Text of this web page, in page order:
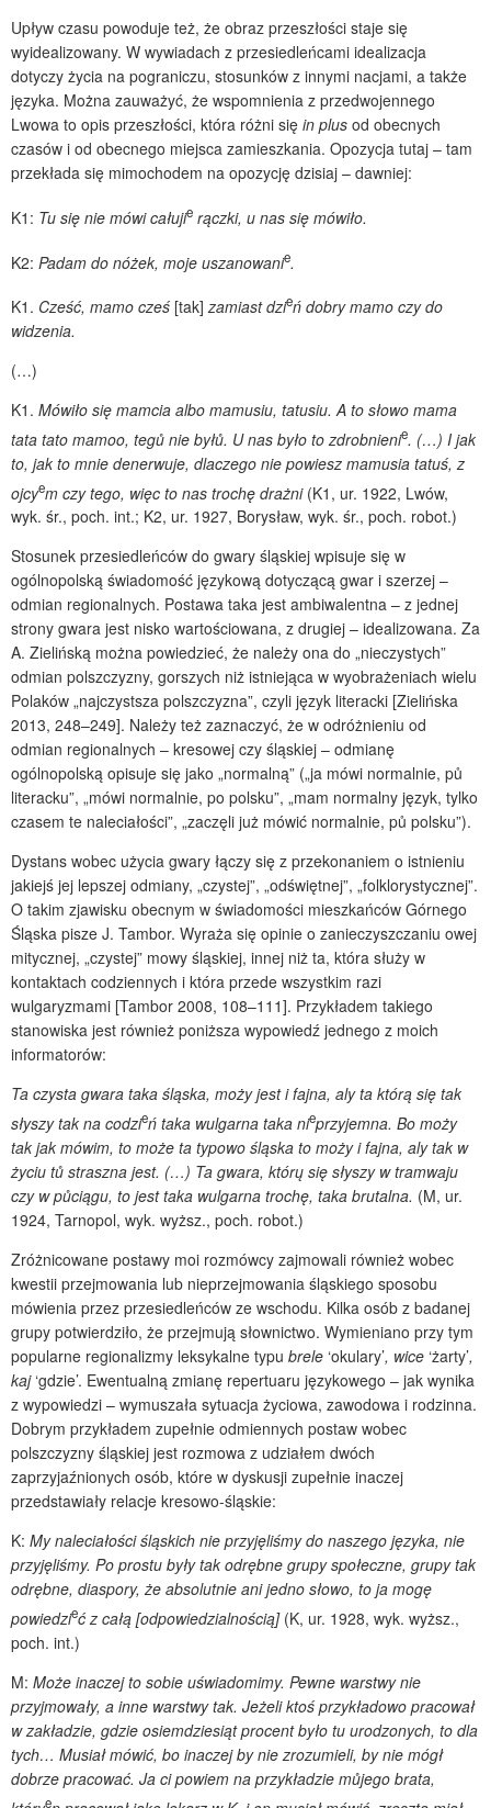
Upływ czasu powoduje też, że obraz przeszłości staje się
wyidealizowany. W wywiadach z przesiedleńcami idealizacja
dotyczy życia na pograniczu, stosunków z innymi nacjami, a także
języka. Można zauważyć, że wspomnienia z przedwojennego
Lwowa to opis przeszłości, która różni się in plus od obecnych
czasów i od obecnego miejsca zamieszkania. Opozycja tutaj – tam
przekłada się mimochodem na opozycję dzisiaj – dawniej:
K1: Tu się nie mówi całujie rączki, u nas się mówiło.
K2: Padam do nóżek, moje uszanowanie.
K1. Cześć, mamo cześ [tak] zamiast dzień dobry mamo czy do
widzenia.
(…)
K1. Mówiło się mamcia albo mamusiu, tatusiu. A to słowo mama
tata tato mamoo, tegů nie byłů. U nas było to zdrobnienie. (…) I jak
to, jak to mnie denerwuje, dlaczego nie powiesz mamusia tatuś, z
ojcyem czy tego, więc to nas trochę drażni (K1, ur. 1922, Lwów,
wyk. śr., poch. int.; K2, ur. 1927, Borysław, wyk. śr., poch. robot.)
Stosunek przesiedleńców do gwary śląskiej wpisuje się w
ogólnopolską świadomość językową dotyczącą gwar i szerzej –
odmian regionalnych. Postawa taka jest ambiwalentna – z jednej
strony gwara jest nisko wartościowana, z drugiej – idealizowana. Za
A. Zielińską można powiedzieć, że należy ona do „nieczystych”
odmian polszczyzny, gorszych niż istniejąca w wyobrażeniach wielu
Polaków „najczystsza polszczyzna”, czyli język literacki [Zielińska
2013, 248–249]. Należy też zaznaczyć, że w odróżnieniu od
odmian regionalnych – kresowej czy śląskiej – odmianę
ogólnopolską opisuje się jako „normalną” („ja mówi normalnie, pů
literacku”, „mówi normalnie, po polsku”, „mam normalny język, tylko
czasem te naleciałości”, „zaczęli już mówić normalnie, pů polsku”).
Dystans wobec użycia gwary łączy się z przekonaniem o istnieniu
jakiejś jej lepszej odmiany, „czystej”, „odświętnej”, „folklorystycznej”.
O takim zjawisku obecnym w świadomości mieszkańców Górnego
Śląska pisze J. Tambor. Wyraża się opinie o zanieczyszczaniu owej
mitycznej, „czystej” mowy śląskiej, innej niż ta, która służy w
kontaktach codziennych i która przede wszystkim razi
wulgaryzmami [Tambor 2008, 108–111]. Przykładem takiego
stanowiska jest również poniższa wypowiedź jednego z moich
informatorów:
Ta czysta gwara taka śląska, moży jest i fajna, aly ta którą się tak
słyszy tak na codzień taka wulgarna taka nieprzyjemna. Bo moży
tak jak mówim, to może ta typowo śląska to moży i fajna, aly tak w
życiu tů straszna jest. (…) Ta gwara, którų się słyszy w tramwaju
czy w půciągu, to jest taka wulgarna trochę, taka brutalna. (M, ur.
1924, Tarnopol, wyk. wyższ., poch. robot.)
Zróżnicowane postawy moi rozmówcy zajmowali również wobec
kwestii przejmowania lub nieprzejmowania śląskiego sposobu
mówienia przez przesiedleńców ze wschodu. Kilka osób z badanej
grupy potwierdziło, że przejmują słownictwo. Wymieniano przy tym
popularne regionalizmy leksykalne typu brele ‘okulary’, wice ‘żarty’,
kaj ‘gdzie’. Ewentualną zmianę repertuaru językowego – jak wynika
z wypowiedzi – wymuszała sytuacja życiowa, zawodowa i rodzinna.
Dobrym przykładem zupełnie odmiennych postaw wobec
polszczyzny śląskiej jest rozmowa z udziałem dwóch
zaprzyjaźnionych osób, które w dyskusji zupełnie inaczej
przedstawiały relacje kresowo-śląskie:
K: My naleciałości śląskich nie przyjęliśmy do naszego języka, nie
przyjęliśmy. Po prostu były tak odrębne grupy społeczne, grupy tak
odrębne, diaspory, że absolutnie ani jedno słowo, to ja mogę
powiedzieć z całą [odpowiedzialnością](K, ur. 1928, wyk. wyższ.,
poch. int.)
M: Może inaczej to sobie uświadomimy. Pewne warstwy nie
przyjmowały, a inne warstwy tak. Jeżeli ktoś przykładowo pracował
w zakładzie, gdzie osiemdziesiąt procent było tu urodzonych, to dla
tych… Musiał mówić, bo inaczej by nie zrozumieli, by nie mógł
dobrze pracować. Ja ci powiem na przykładzie můjego brata,
e